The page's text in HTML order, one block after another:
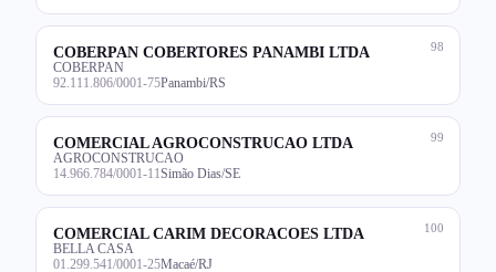
98
COBERPAN COBERTORES PANAMBI LTDA
COBERPAN
92.111.806/0001-75Panambi/RS
99
COMERCIAL AGROCONSTRUCAO LTDA
AGROCONSTRUCAO
14.966.784/0001-11 Simão Dias/SE
100
COMERCIAL CARIM DECORACOES LTDA
BELLA CASA
01.299.541/0001-25Macaé/RJ